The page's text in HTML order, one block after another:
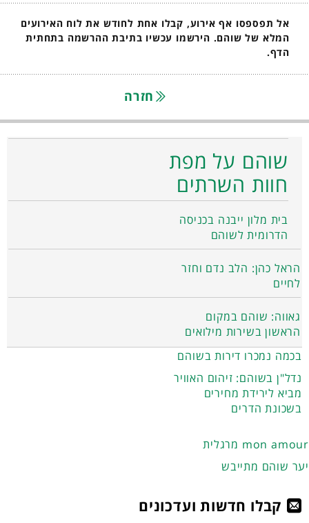
אל תפספסו אף אירוע, קבלו אחת לחודש את לוח האירועים
המלא של שוהם. הירשמו עכשיו בתיבת ההרשמה בתחתית
הדף.
חזרה
שוהם על מפת
חוות השרתים
בית מלון ייבנה בכניסה
הדרומית לשוהם
הראל כהן: הלב נדם וחזר
לחיים
גאווה: שוהם במקום
הראשון בשירות מילואים
בכמה נמכרו דירות בשוהם
נדל"ן בשוהם: זיהום האוויר
מביא לירידת מחירים
בשכונת הדרים
מרגלית mon amour
יער שוהם מתייבש
קבלו חדשות ועדכונים